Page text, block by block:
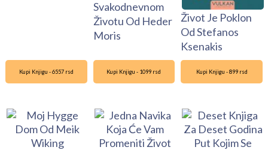
Svakodnevnom
Životu Od Heder
Moris
Život Je Poklon
Od Stefanos
Ksenakis
Kupi Knjigu - 6557 rsd Kupi Knjigu - 1099 rsd Kupi Knjigu - 899 rsd